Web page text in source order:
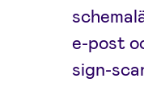
e-post
sign-